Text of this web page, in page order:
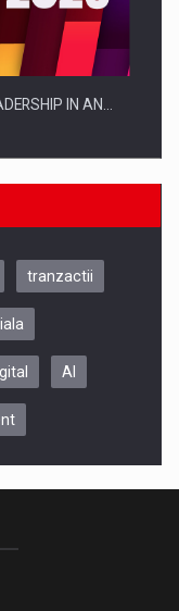
IN AN…
tranzactii
AI